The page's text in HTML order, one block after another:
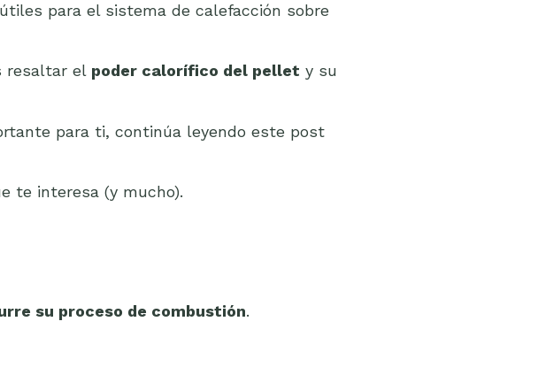
para el sistema de calefacción sobre
resaltar el poder calorífico del pellet y su
para ti, continúa leyendo este post
te interesa (y mucho).
su proceso de combustión.